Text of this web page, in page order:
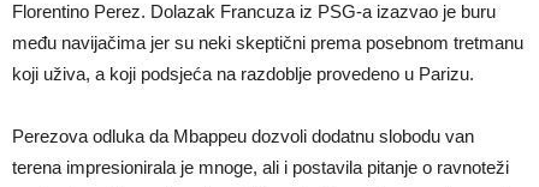
Florentino Perez. Dolazak Francuza iz PSG-a izazvao je buru
među navijačima jer su neki skeptični prema posebnom tretmanu
koji uživa, a koji podsjeća na razdoblje provedeno u Parizu.
Perezova odluka da Mbappeu dozvoli dodatnu slobodu van
terena impresionirala je mnoge, ali i postavila pitanje o ravnoteži